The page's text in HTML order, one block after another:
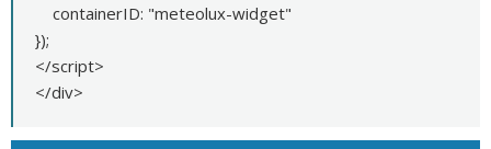
containerID: "meteolux-widget"
});
</script>
</div>